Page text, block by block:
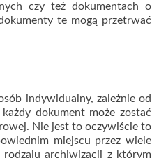
czy też dokumentach o
te mogą przetrwać
indywidualny, zależnie od
dokument może zostać
Nie jest to oczywiście to
miejscu przez wiele
rodzaju archiwizacji z którym